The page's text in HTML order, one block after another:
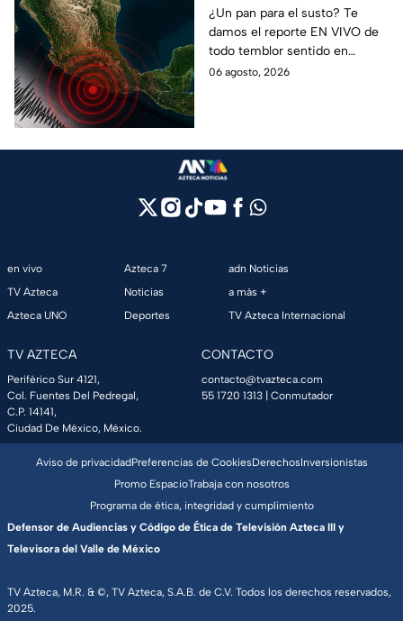
mil 500 réplicas del
sismo ocurrido en
Chiapas
¿Un pan para el susto? Te
damos el reporte EN VIVO de
todo temblor sentido en
México con epicentro,
06 agosto, 2026
en vivo
TV Azteca
Azteca UNO
Azteca 7
Noticias
Deportes
adn Noticias
a más +
TV Azteca Internacional
TV AZTECA
Periférico Sur 4121,
Col. Fuentes Del Pedregal,
C.P. 14141,
Ciudad De México, México.
CONTACTO
contacto@tvazteca.com
55 1720 1313 | Conmutador
TV Azteca, M.R. & ©, TV Azteca, S.A.B. de C.V. Todos los derechos reservados,
2025.
Aviso de privacidadPreferencias de CookiesDerechosInversionistas
Promo EspacioTrabaja con nosotros
Programa de ética, integridad y cumplimiento
Defensor de Audiencias y Código de Ética de Televisión Azteca III y
Televisora del Valle de México